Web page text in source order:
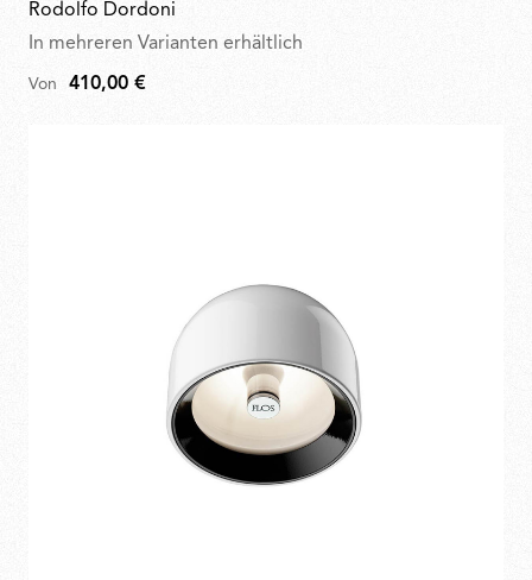
Rodolfo Dordoni
In mehreren Varianten erhältlich
Von 410,00 €